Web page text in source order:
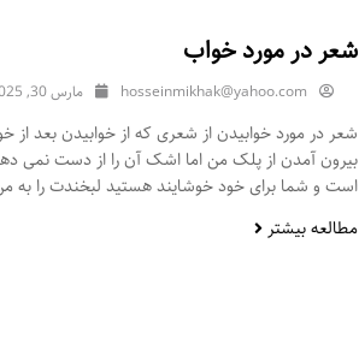
شعر در مورد خواب
hosseinmikhak@yahoo.com مارس 30, 2025
شعر در مورد خوابیدن از شعری که از خوابیدن بعد
بیرون آمدن از پلک من اما اشک آن را از دست نمی
است و شما برای خود خوشایند هستید لبخندت را به
مطالعه بیشتر